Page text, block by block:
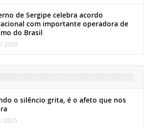
de Sergipe celebra acordo
com importante operadora de
do Brasil
2020
o silêncio grita, é o afeto que nos
2025